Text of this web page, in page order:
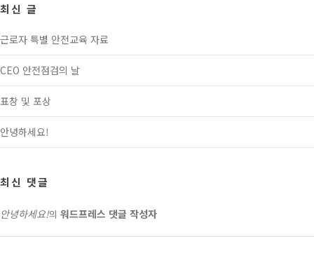
최신 글
근로자 특별 안전교육 자료
CEO 안전점검의 날
표창 및 포상
안녕하세요!
최신 댓글
안녕하세요!의 워드프레스 댓글 작성자